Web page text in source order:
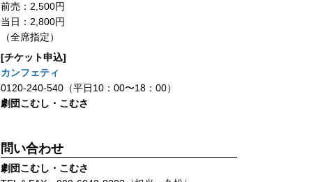
前売：2,500円
当日：2,800円
（全席指定）
[チケット申込]
カンフェティ
0120-240-540（平日10：00〜18：00）
劇団こむし・こむさ
問い合わせ
劇団こむし・こむさ